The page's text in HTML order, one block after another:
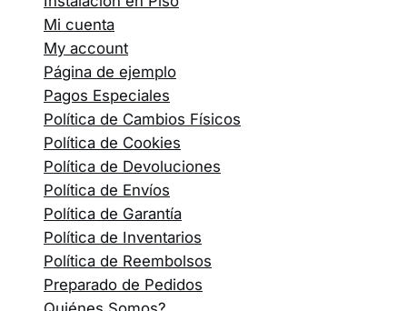
Mi cuenta
My account
Página de ejemplo
Pagos Especiales
Política de Cambios Físicos
Política de Cookies
Política de Devoluciones
Política de Envíos
Política de Garantía
Política de Inventarios
Política de Reembolsos
Preparado de Pedidos